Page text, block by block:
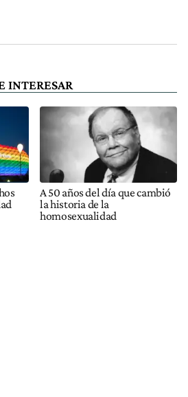
INTERESAR
A 50 años del día que cambió
la historia de la
homosexualidad